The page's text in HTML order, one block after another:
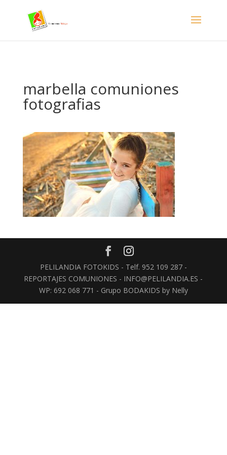
marbella comuniones
fotografias
PELILANDIA FOTOKIDS - Telf. 952 109 287 -
REPORTAJES COMUNIONES - INFO@PELILANDIA.ES -
WP: 692 068 771 - Grupo BODAKIDS by Nelly